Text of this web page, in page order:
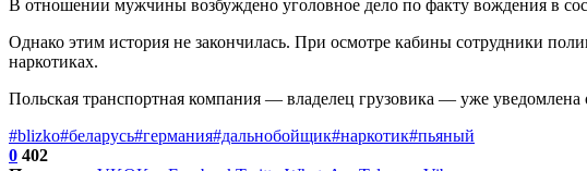
В отношении мужчины возбуждено уголовное дело по факту вождения в
Однако этим история не закончилась. При осмотре кабины сотрудники
наркотиках.
Польская транспортная компания — владелец грузовика — уже
#blizko#беларусь#германия#дальнобойщик#наркотик#пьяный
0 402